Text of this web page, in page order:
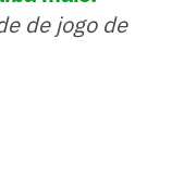
de jogo de